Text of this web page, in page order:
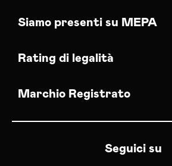
Siamo presenti su MEPA
Rating di legalità
Marchio Registrato
Seguici su